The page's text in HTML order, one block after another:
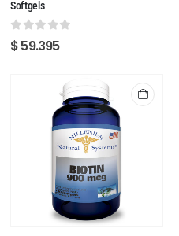
Softgels
0 out of 5
$59.395